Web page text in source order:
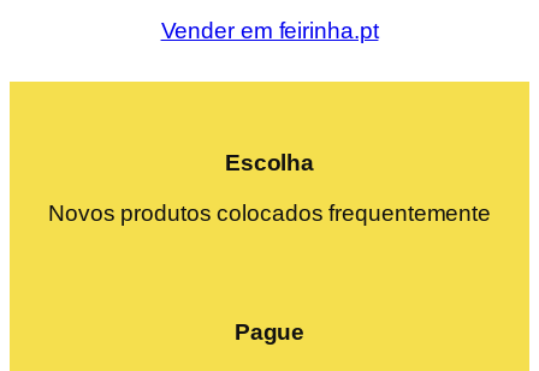
Vender em feirinha.pt
Escolha
Novos produtos colocados frequentemente
Pague